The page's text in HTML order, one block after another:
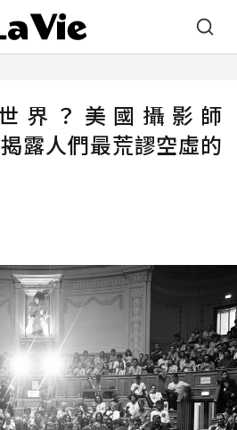
界？美國攝影師
揭露人們最荒謬空虛的